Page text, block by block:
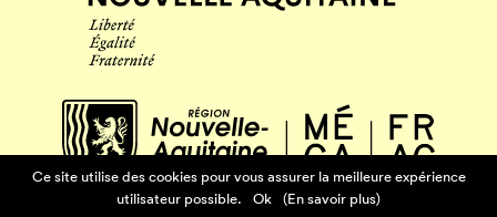
Ce site utilise des cookies pour vous assurer la meilleure expérience
utilisateur possible.
Ok (En savoir plus)